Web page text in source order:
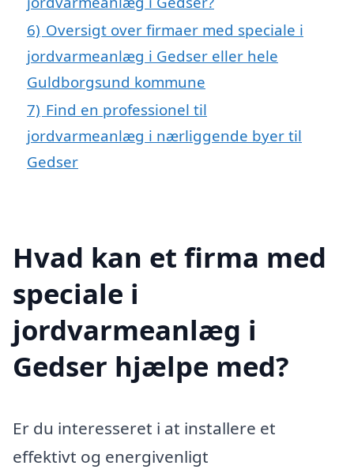
6) Oversigt over firmaer med speciale i
jordvarmeanlæg i Gedser eller hele
Guldborgsund kommune
7) Find en professionel til
jordvarmeanlæg i nærliggende byer til
Gedser
Hvad kan et firma med
speciale i
jordvarmeanlæg i
Gedser hjælpe med?
Er du interesseret i at installere et
effektivt og energivenligt